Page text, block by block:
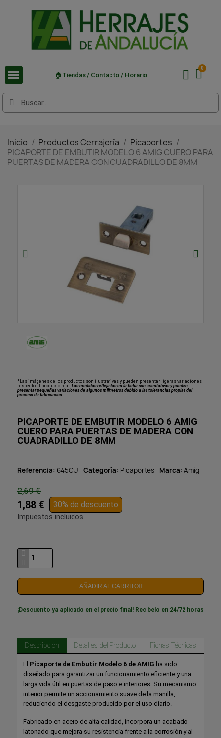
🏠Tiendas / Contacto / Horario
Inicio Productos Cerrajería
Picaportes
PICAPORTE DE EMBUTIR MODELO 6 AMIG CUERO PARA
PUERTAS DE MADERA CON CUADRADILLO DE 8MM
*Las imágenes de los productos son ilustrativas y pueden presentar ligeras variaciones
respecto al producto real. Las medidas reflejadas en la ficha son orientativas y pueden
presentar pequeñas variaciones de algunos milímetros debido a las tolerancias propias del
proceso de fabricación.
PICAPORTE DE EMBUTIR MODELO 6 AMIG
CUERO PARA PUERTAS DE MADERA CON
CUADRADILLO DE 8MM
Referencia 645CU Categoría Picaportes Marca Amig
2,69 €
1,88 € 30% de descuento
Impuestos incluidos
AÑADIR AL CARRITO
¡Descuento ya aplicado en el precio final! Recíbelo en 24/72 horas
Descripción Detalles del Producto Fichas Técnicas
El Picaporte de Embutir Modelo 6 de AMIG ha sido
diseñado para garantizar un funcionamiento eficiente y una
larga vida útil en puertas de paso e interiores. Su mecanismo
interior permite un accionamiento suave de la manilla,
reduciendo el desgaste producido por el uso diario.
Fabricado en acero de alta calidad, incorpora un acabado
latonado que mejora su resistencia frente a la corrosión y al